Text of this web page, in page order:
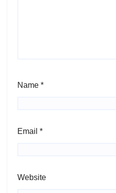
Name *
Email *
Website